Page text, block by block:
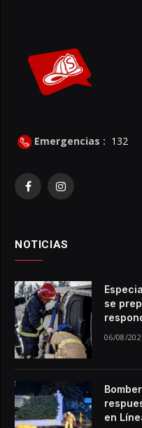
Emergencias : 132
FacebookInstagram
NOTICIAS
se
06/08/
en